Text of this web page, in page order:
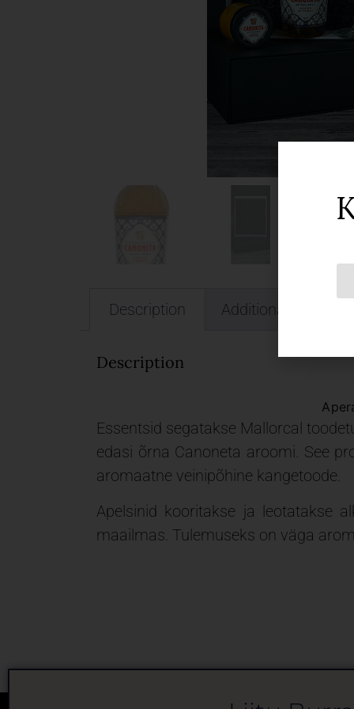
Description Additional
Description
Essentsid segatakse Mallorcal
edasi õrna Canoneta aroomi. See
aromaatne veinipõhine kangetoode.
Apelsinid kooritakse ja leotatakse
maailmas. Tulemuseks on väga